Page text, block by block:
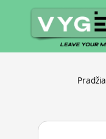
Pradžia